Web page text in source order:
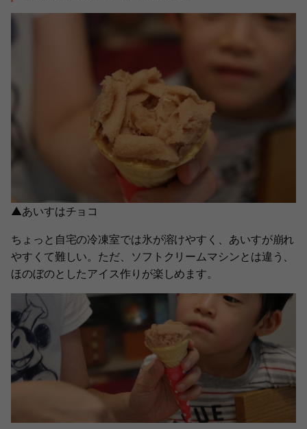
▲あいすはチョコ
ちょっと自宅の冷凍室では氷が溶けやすく、あいすが崩れ
やすくて難しい。ただ、ソフトクリームマシンとは違う、
ほのぼのとしたアイス作りが楽しめます。